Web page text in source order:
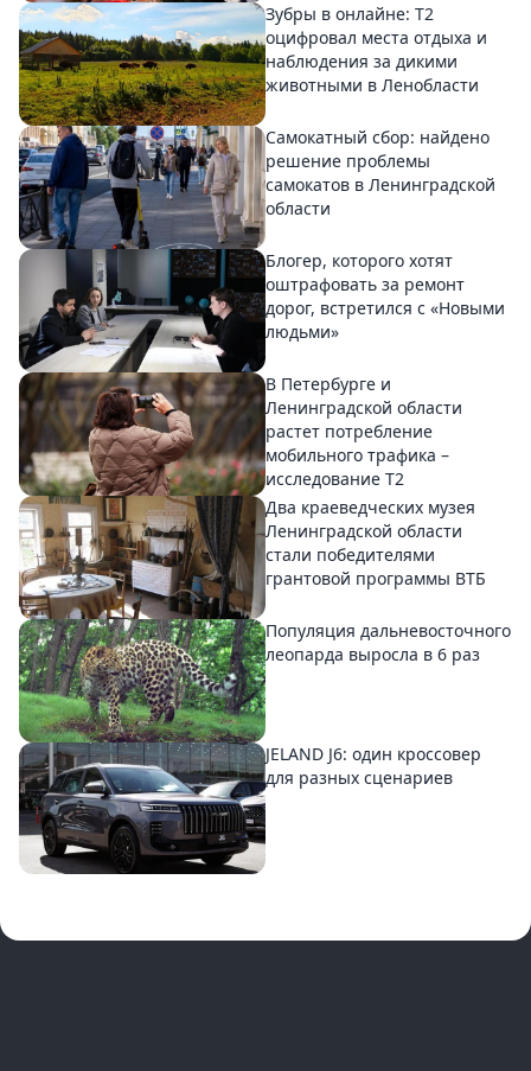
Зубры в онлайне: Т2
оцифровал места отдыха и
наблюдения за дикими
животными в Ленобласти
Самокатный сбор: найдено
решение проблемы
самокатов в Ленинградской
области
Блогер, которого хотят
оштрафовать за ремонт
дорог, встретился с «Новыми
людьми»
В Петербурге и
Ленинградской области
растет потребление
мобильного трафика –
исследование T2
Два краеведческих музея
Ленинградской области
стали победителями
грантовой программы ВТБ
Популяция дальневосточного
леопарда выросла в 6 раз
JELAND J6: один кроссовер
для разных сценариев